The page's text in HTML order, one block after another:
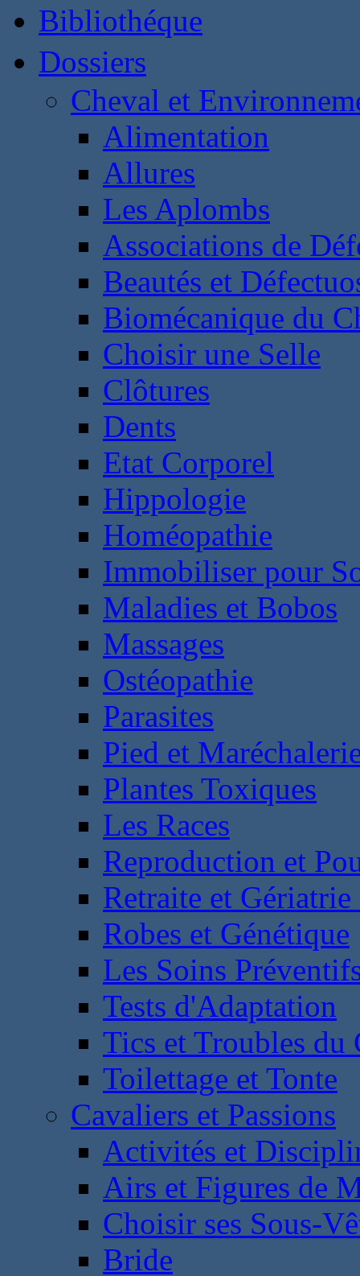
Bibliothéque
Dossiers
Cheval et
Alimentation
Allures
Les Aplombs
Associations de
Beautés et
Biomécanique du
Choisir une Selle
Clôtures
Dents
Etat Corporel
Hippologie
Homéopathie
Immobiliser pour
Maladies et Bobos
Massages
Ostéopathie
Parasites
Pied et
Plantes Toxiques
Les Races
Reproduction et
Retraite et
Robes et Génétique
Les Soins
Tests d'Adaptation
Tics et Troubles du
Toilettage et Tonte
Cavaliers et Passions
Activités et
Airs et Figures de
Choisir ses Sous-
Bride